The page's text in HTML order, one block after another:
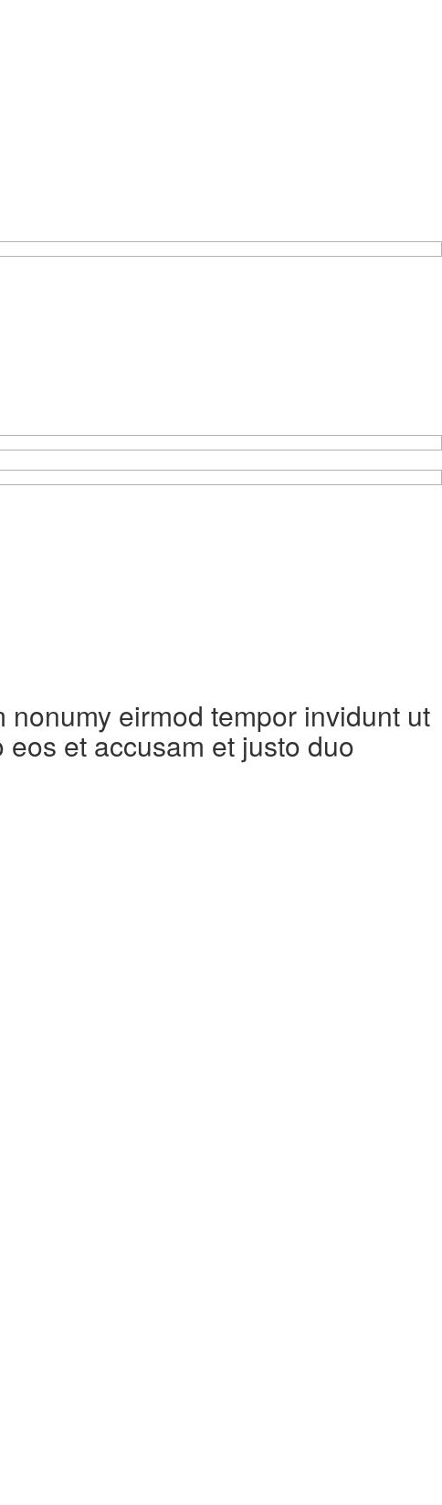
eirmod tempor invidunt ut
et accusam et justo duo